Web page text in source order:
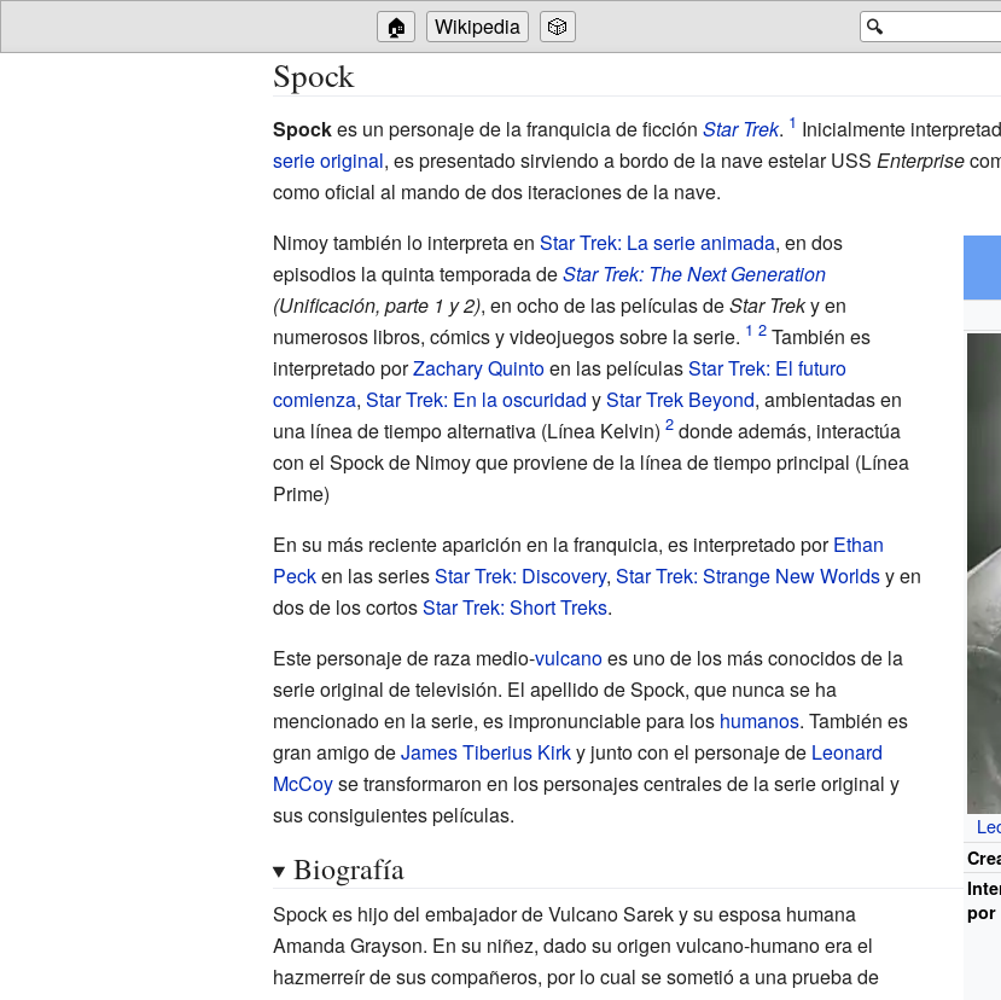
🔍
🏠 Wikipedia 🎲
Spock
Spockes un personaje de la franquicia de ficción Star Trek. Inicialmente
serie original, es presentado sirviendo a bordo de la nave estelar USS Enterprise
como oficial al mando de dos iteraciones de la nave.
por
Nimoy también lo interpreta en Star Trek: La serie animada, en dos
episodios la quinta temporada deStar Trek: The Next Generation
(Unificación, parte 1 y 2), en ocho de las películas deStar Treky en
numerosos libros, cómics y videojuegos sobre la serie.
También es
interpretado porZachary Quintoen las películasStar Trek: El futuro
comienza, Star Trek: En la oscuridad yStar Trek Beyond, ambientadas en
una línea de tiempo alternativa (Línea Kelvin) donde además, interactúa
con el Spock de Nimoy que proviene de la línea de tiempo principal (Línea
Prime)
En su más reciente aparición en la franquicia, es interpretado porEthan
Pecken las seriesStar Trek: Discovery, Star Trek: Strange New Worldsy en
dos de los cortosStar Trek: Short Treks.
Este personaje de raza medio-vulcanoes uno de los más conocidos de la
serie original de televisión. El apellido de Spock, que nunca se ha
mencionado en la serie, es impronunciable para los humanos. También es
gran amigo deJames Tiberius Kirky junto con el personaje de Leonard
McCoyse transformaron en los personajes centrales de la serie original y
sus consiguientes películas.
Biografía
Spock es hijo del embajador de Vulcano Sarek y su esposa humana
Amanda Grayson. En su niñez, dado su origen vulcano-humano era el
hazmerreír de sus compañeros, por lo cual se sometió a una prueba de